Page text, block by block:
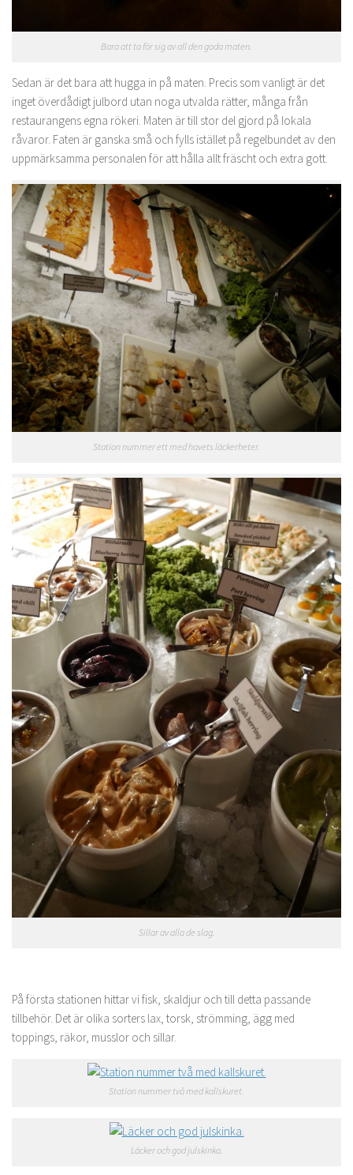
Bara att ta för sig av all den goda maten.
Sedan är det bara att hugga in på maten. Precis som vanligt är det
inget överdådigt julbord utan noga utvalda rätter, många från
restaurangens egna rökeri. Maten är till stor del gjord på lokala
råvaror. Faten är ganska små och fylls istället på regelbundet av den
uppmärksamma personalen för att hålla allt fräscht och extra gott.
Station nummer ett med havets läckerheter.
Sillar av alla de slag.
På första stationen hittar vi fisk, skaldjur och till detta passande
tillbehör. Det är olika sorters lax, torsk, strömming, ägg med
toppings, räkor, musslor och sillar.
Station nummer två med kallskuret.
Läcker och god julskinka.